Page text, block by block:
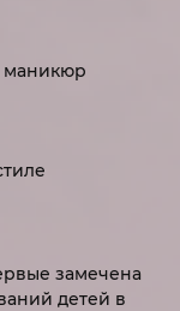
маникюр
замечена
детей в